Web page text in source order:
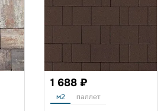
1 688 ₽
м2 паллет